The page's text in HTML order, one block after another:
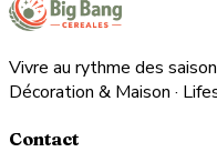
Vivre au rythme des
Décoration & Maison ·
Contact